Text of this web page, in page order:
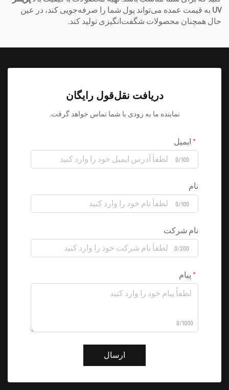
UV به قیمت عمده می‌تواند پول شما را صرفه‌جویی کند، در عین
حال همچنان محصولات شگفت‌انگیزی تولید کند.
دریافت نقل‌قول رایگان
نماینده ما به زودی با شما تماس خواهد گرفت.
ایمیل
0/100
نام
0/100
نام شرکت
0/200
پیام
0/1000
ارسال